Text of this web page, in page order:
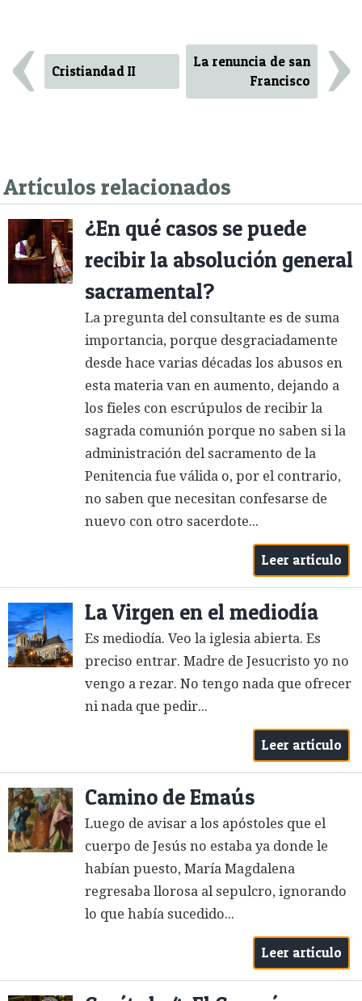
‹ Cristiandad II
La renuncia de san
Francisco
›
Artículos relacionados
¿En qué casos se puede
recibir la absolución general
sacramental?
La pregunta del consultante es de suma
importancia, porque desgraciadamente
desde hace varias décadas los abusos en
esta materia van en aumento, dejando a
los fieles con escrúpulos de recibir la
sagrada comunión porque no saben si la
administración del sacramento de la
Penitencia fue válida o, por el contrario,
no saben que necesitan confesarse de
nuevo con otro sacerdote...
Leer artículo
La Virgen en el mediodía
Es mediodía. Veo la iglesia abierta. Es
preciso entrar. Madre de Jesucristo yo no
vengo a rezar. No tengo nada que ofrecer
ni nada que pedir...
Leer artículo
Camino de Emaús
Luego de avisar a los apóstoles que el
cuerpo de Jesús no estaba ya donde le
habían puesto, María Magdalena
regresaba llorosa al sepulcro, ignorando
lo que había sucedido...
Leer artículo